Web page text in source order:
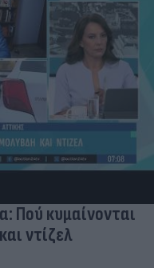
δεν κάνουν
ξανά viral